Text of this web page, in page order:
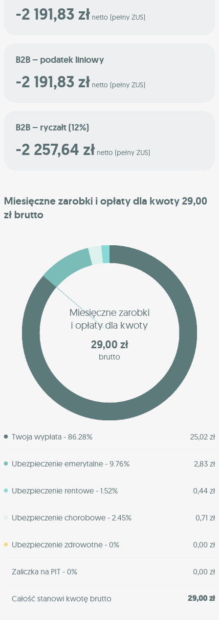
-2 191,83 zł netto (pełny ZUS)
B2B – podatek liniowy
-2 191,83 zł netto (pełny ZUS)
B2B – ryczałt (12%)
-2 257,64 zł netto (pełny ZUS)
Miesięczne zarobki i opłaty dla kwoty 29,00
zł brutto
Miesięczne zarobki
i opłaty dla kwoty
29,00 zł
brutto
Twoja wypłata - 86.28% 25,02 zł
Ubezpieczenie emerytalne - 9.76% 2,83 zł
Ubezpieczenie rentowe - 1.52% 0,44 zł
Ubezpieczenie chorobowe - 2.45% 0,71 zł
Ubezpieczenie zdrowotne - 0% 0,00 zł
Zaliczka na PIT - 0% 0,00 zł
Całość stanowi kwotę brutto 29,00 zł